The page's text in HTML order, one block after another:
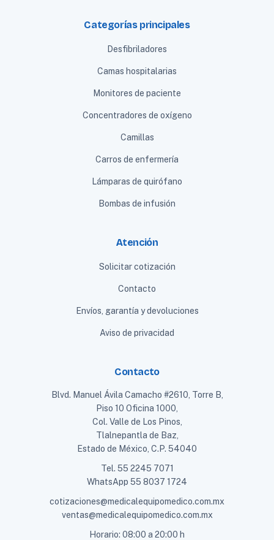
Categorías principales
Desfibriladores
Camas hospitalarias
Monitores de paciente
Concentradores de oxígeno
Camillas
Carros de enfermería
Lámparas de quirófano
Bombas de infusión
Atención
Solicitar cotización
Contacto
Envíos, garantía y devoluciones
Aviso de privacidad
Contacto
Blvd. Manuel Ávila Camacho #2610, Torre B,
Piso 10 Oficina 1000,
Col. Valle de Los Pinos,
Tlalnepantla de Baz,
Estado de México, C.P. 54040
Tel. 55 2245 7071
WhatsApp 55 8037 1724
cotizaciones@medicalequipomedico.com.mx
ventas@medicalequipomedico.com.mx
Horario: 08:00 a 20:00 h